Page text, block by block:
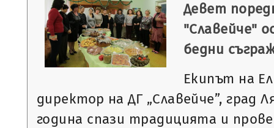
Девет
"Славейче"
бедни
Екипът на
директор на ДГ „Славейче”, град
година спази традицията и